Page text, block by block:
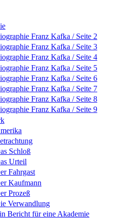
Franz Kafka / Seite 2
Franz Kafka / Seite 3
Franz Kafka / Seite 4
Franz Kafka / Seite 5
Franz Kafka / Seite 6
Franz Kafka / Seite 7
Franz Kafka / Seite 8
Franz Kafka / Seite 9
Schloß
Urteil
Fahrgast
Kaufmann
Prozeß
Verwandlung
Bericht für eine Akademie